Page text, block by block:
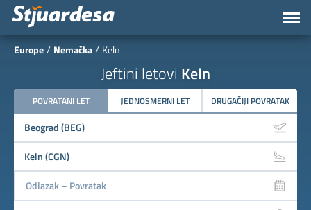
Europe Nemačka Keln
Jeftini letovi Keln
POVRATANI LET JEDNOSMERNI LET DRUGAČIJI POVRATAK